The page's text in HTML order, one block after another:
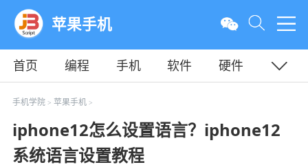
苹果手机
首页 编程 手机 软件
硬件
教程
平面
手机学院> 苹果手机>
iphone12怎么设置语言？iphone12
系统语言设置教程